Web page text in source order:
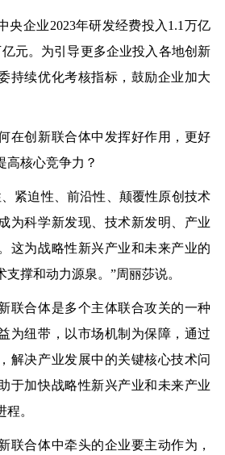
企业2023年研发经费投入1.1万亿
元。为引导更多企业投入各地创新
持续优化考核指标，鼓励企业加大
创新联合体中发挥好作用，更好
高核心竞争力？
迫性、前沿性、颠覆性原创技术
为科学新发现、技术新发明、产业
这为战略性新兴产业和未来产业的
撑和动力源泉。”周丽莎说。
合体是多个主体联合攻关的一种
为纽带，以市场机制为保障，通过
解决产业发展中的关键核心技术问
于加快战略性新兴产业和未来产业
。
合体中牵头的企业要主动作为，